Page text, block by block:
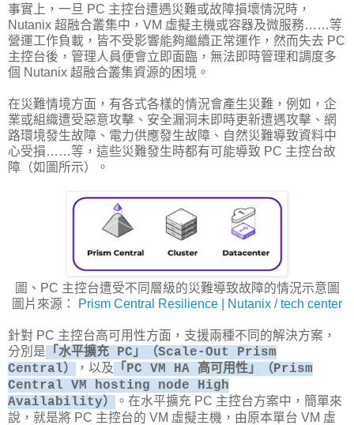
事實上，一旦 PC 主控台遭遇災難或故障損壞情況時，
Nutanix 超融合叢集中，VM 虛擬主機或容器及微服務……等
營運工作負載，皆不受影響能夠繼續正常運作，然而失去 PC
主控台後，管理人員便會立即面臨，無法即時管理和調度多
個 Nutanix 超融合叢集資源的困境。
在災難情境方面，有各式各樣的情況會產生災難，例如，企
業或組織遭受惡意攻擊、安全漏洞未即時更新遭遇攻擊、網
路環境發生故障、電力供應發生故障、自然災難導致資料中
心受損……等，這些災難發生時都有可能導致 PC 主控台故
障（如圖所示）。
圖、PC 主控台遭受不同層級的災難導致故障的情況示意圖
圖片來源：
Prism Central Resilience | Nutanix / tech center
針對 PC 主控台高可用性方面，支援兩種不同的解決方案，
分別是 「水平擴充 PC」（Scale-Out Prism
Central）
，以及 「PC VM HA 高可用性」（Prism
Central VM hosting node High
Availability）
。在水平擴充 PC 主控台方案中，簡單來
說，就是將 PC 主控台的 VM 虛擬主機，由原本單台 VM 虛